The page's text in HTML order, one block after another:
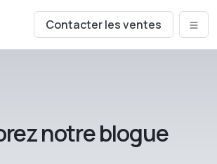
Contacter les ventes
notre blogue